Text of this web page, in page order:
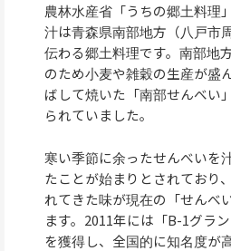
農林水産省「うちの郷土料理
汁は青森県南部地方（八戸市
伝わる郷土料理です。南部地
のため小麦や雑穀の生産が盛
ばして焼いた「南部せんべい
られていました。
寒い季節に余ったせんべいを
たことが始まりとされており
れてきた味が現在の「せんべ
ます。2011年には「B-1グラ
を獲得し、全国的に知名度が